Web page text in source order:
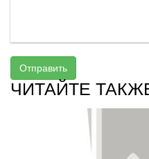
Отправить
ЧИТАЙТЕ